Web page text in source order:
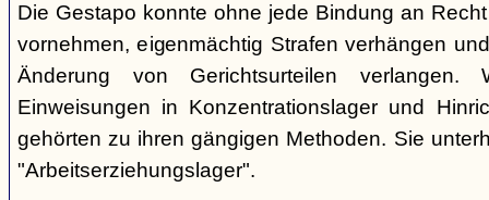
Die Gestapo konnte ohne jede Bindung an
vornehmen, eigenmächtig Strafen verhängen
Änderung von Gerichtsurteilen verlangen.
Einweisungen in Konzentrationslager und
gehörten zu ihren gängigen Methoden. Sie
"Arbeitserziehungslager".